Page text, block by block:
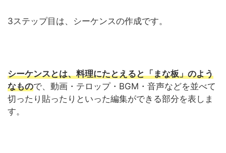
3ステップ目は、シーケンスの作成です。
シーケンスとは、料理にたとえると「まな板」のよう
なもので、動画・テロップ・BGM・音声などを並べて
切ったり貼ったりといった編集ができる部分を表しま
す。